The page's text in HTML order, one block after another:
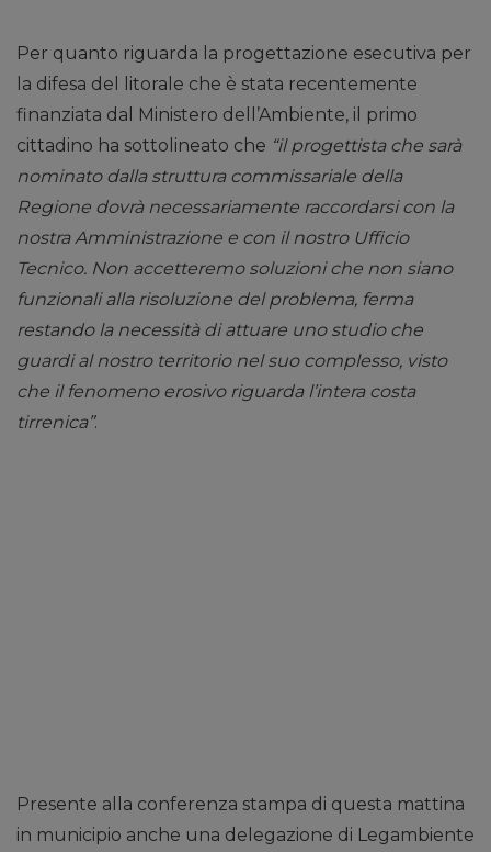
Per quanto riguarda la progettazione esecutiva per
la difesa del litorale che è stata recentemente
finanziata dal Ministero dell’Ambiente, il primo
cittadino ha sottolineato che “il progettista che sarà
nominato dalla struttura commissariale della
Regione dovrà necessariamente raccordarsi con la
nostra Amministrazione e con il nostro Ufficio
Tecnico. Non accetteremo soluzioni che non siano
funzionali alla risoluzione del problema, ferma
restando la necessità di attuare uno studio che
guardi al nostro territorio nel suo complesso, visto
che il fenomeno erosivo riguarda l’intera costa
tirrenica”.
Presente alla conferenza stampa di questa mattina
in municipio anche una delegazione di Legambiente